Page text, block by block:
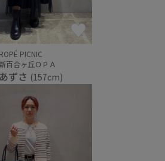
ROPÉ PICNIC
百合ヶ丘ＯＰＡ
あずさ (157cm)